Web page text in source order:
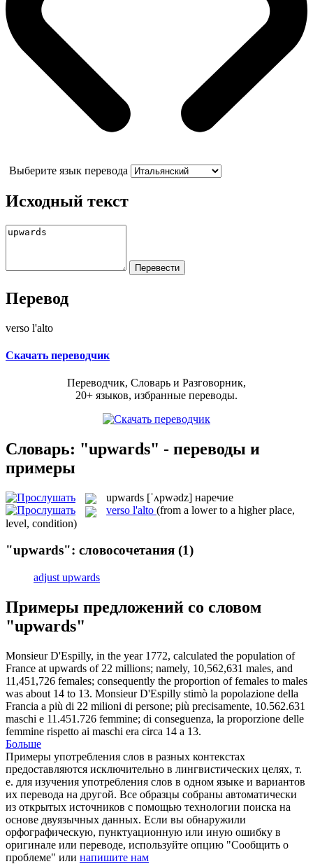
Выберите язык перевода
Исходный текст
Перевод
verso l'alto
Скачать переводчик
Переводчик, Словарь и Разговорник,
20+ языков, избранные переводы.
Словарь: "upwards" - переводы и
примеры
upwards [ˈʌpwədz] наречие
verso l'alto (from a lower to a higher place,
level, condition)
"upwards": словосочетания (1)
adjust upwards
Примеры предложений со словом
"upwards"
Monsieur D'Espilly, in the year 1772, calculated the population of
France at upwards of 22 millions; namely, 10,562,631 males, and
11,451,726 females; consequently the proportion of females to males
was about 14 to 13. Monsieur D'Espilly stimò la popolazione della
Francia a più di 22 milioni di persone; più precisamente, 10.562.631
maschi e 11.451.726 femmine; di conseguenza, la proporzione delle
femmine rispetto ai maschi era circa 14 a 13.
Больше
Примеры употребления слов в разных контекстах
предоставляются исключительно в лингвистических целях, т.
е. для изучения употребления слов в одном языке и вариантов
их перевода на другой. Все образцы собраны автоматически
из открытых источников с помощью технологии поиска на
основе двуязычных данных. Если вы обнаружили
орфографическую, пунктуационную или иную ошибку в
оригинале или переводе, используйте опцию "Сообщить о
проблеме" или напишите нам